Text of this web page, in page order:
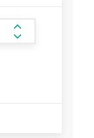
form.increase-